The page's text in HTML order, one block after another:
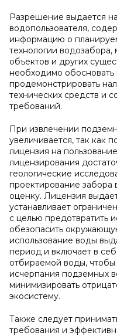
Разрешение выдается
водопользователя,
информацию о
технологии
объектов и других
необходимо обосновать
продемонстрировать
технических средств и
требований.
При извлечении
увеличивается, так как
лицензия на
лицензирования
геологические
проектирование забора
оценку. Лицензия
устанавливает
с целью предотвратить
обезопасить
использование воды
период и включает в
отбираемой воды,
исчерпания подземных
минимизировать
экосистему.
Также следует
требования и